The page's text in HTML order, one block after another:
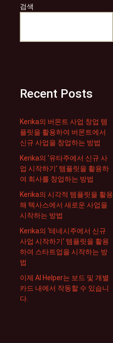
검색
Recent Posts
Kerika의 버몬트 사업 창업 템
플릿을 활용하여 버몬트에서
신규 사업을 창업하는 방법
Kerika의 ‘유타주에서 신규 사
업 시작하기’ 템플릿을 활용하
여 회사를 창업하는 방법
Kerika의 시각적 템플릿을 활용
해 텍사스에서 새로운 사업을
시작하는 방법
Kerika의 ‘테네시주에서 신규
사업 시작하기’ 템플릿을 활용
하여 스타트업을 시작하는 방
법
이제 AI Helper는 보드 및 개별
카드 내에서 작동할 수 있습니
다.